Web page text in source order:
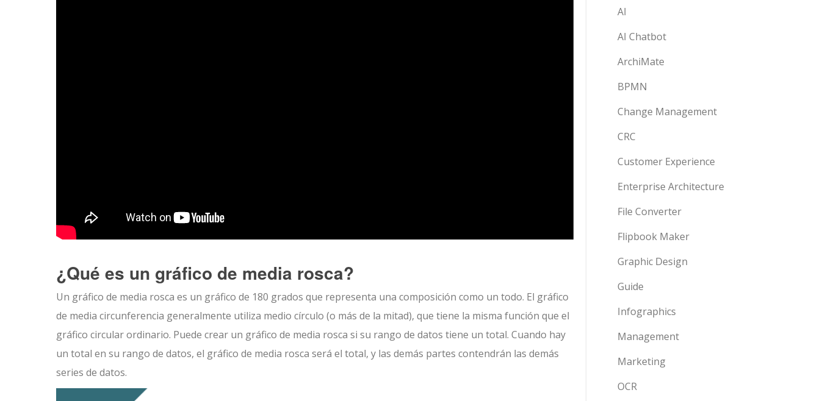
¿Qué es un gráfico de media rosca?
Un gráfico de media rosca es un gráfico de 180 grados que representa una composición como un todo. El gráfico
de media circunferencia generalmente utiliza medio círculo (o más de la mitad), que tiene la misma función que el
gráfico circular ordinario. Puede crear un gráfico de media rosca si su rango de datos tiene un total. Cuando hay
un total en su rango de datos, el gráfico de media rosca será el total, y las demás partes contendrán las demás
series de datos.
AI
AI Chatbot
ArchiMate
BPMN
Change Management
CRC
Customer Experience
Enterprise Architecture
File Converter
Flipbook Maker
Graphic Design
Guide
Infographics
Management
Marketing
OCR